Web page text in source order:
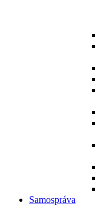
Samospráva